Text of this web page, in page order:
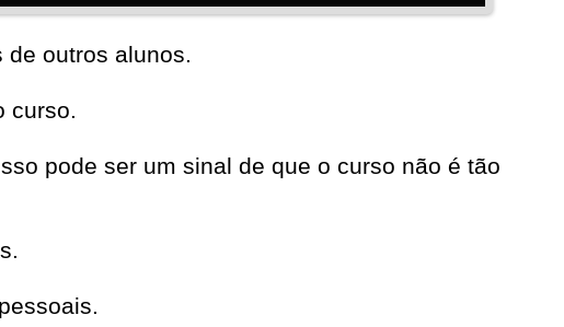
outros alunos.
pode ser um sinal de que o curso não é tão